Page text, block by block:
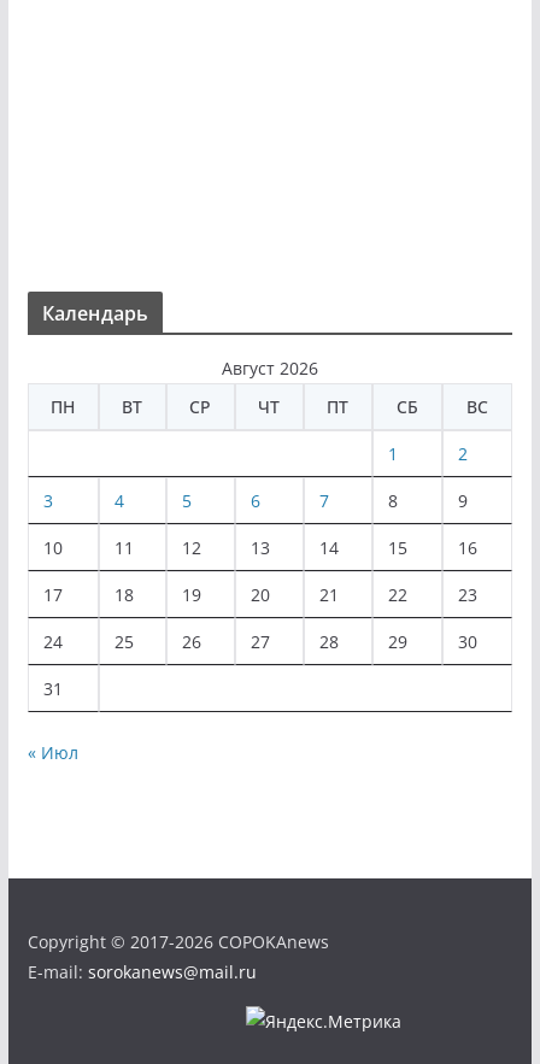
Календарь
Август 2026
ПН
ВТ СР ЧТ ПТ СБ ВС
1 2
3 4 5 6 7 8 9
10 11 12 13 14 15 16
17 18 19 20 21 22 23
24 25 26 27 28 29 30
31
« Июл
Copyright © 2017-2026 COPOKAnews
E-mail: sorokanews@mail.ru